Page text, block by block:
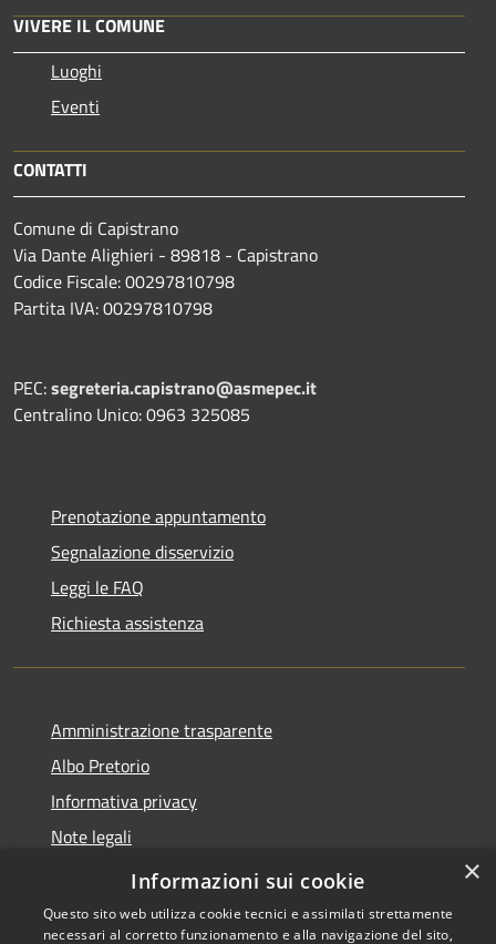
VIVERE IL COMUNE
Luoghi
Eventi
CONTATTI
Comune di Capistrano
Via Dante Alighieri - 89818 - Capistrano
Codice Fiscale: 00297810798
Partita IVA: 00297810798
PEC:segreteria.capistrano@asmepec.it
Centralino Unico: 0963 325085
Prenotazione appuntamento
Segnalazione disservizio
Leggi le FAQ
Richiesta assistenza
Amministrazione trasparente
Albo Pretorio
Informativa privacy
Note legali
Dichiarazione di accessibilità
×
Informazioni sui cookie
Questo sito web utilizza cookie tecnici e assimilati strettamente
necessari al corretto funzionamento e alla navigazione del sito,